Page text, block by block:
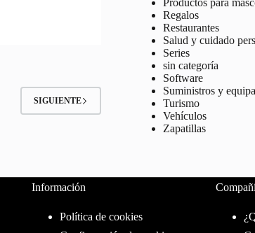
SIGUIENTE
Productos para
Regalos
Restaurantes
Salud y cuidado
Series
sin categoría
Software
Suministros y
Turismo
Vehículos
Zapatillas
Información
Política de cookies